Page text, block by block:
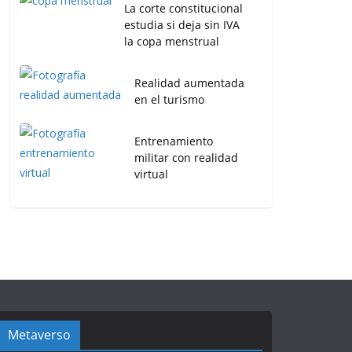
La corte constitucional
estudia si deja sin IVA
la copa menstrual
Realidad aumentada
en el turismo
Entrenamiento
militar con realidad
virtual
Metaverso